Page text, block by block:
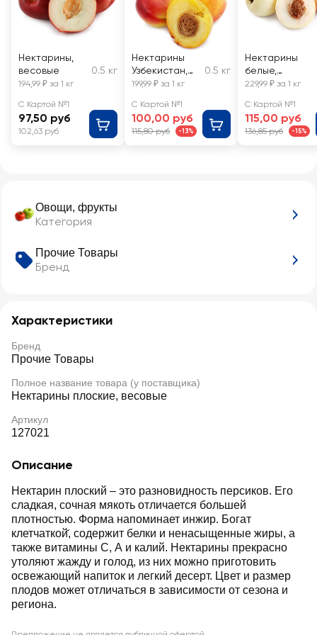
Овощи, фрукты
Категория
Прочие Товары
Бренд
Характеристики
Бренд
Прочие Товары
Полное название товара (у поставщика)
Нектарины плоские, весовые
Артикул
127021
Описание
Нектарин плоский – это разновидность персиков. Его
сладкая, сочная мякоть отличается большей
плотностью. Форма напоминает инжир. Богат
клетчаткой̆, содержит белки и ненасыщенные жиры, а
также витамины С, А и калий. Нектарины прекрасно
утоляют жажду и голод, из них можно приготовить
освежающий напиток и легкий десерт. Цвет и размер
плодов может отличаться в зависимости от сезона и
региона.
Нектарины,
весовые
0.5 кг
194,99 ₽ за 1 кг
С Картой №1
97,50 руб
102,63 руб
Нектарины
Узбекистан,
весовые
0.5 кг
199,99 ₽ за 1 кг
С Картой №1
100,00 руб
115,80 руб -13%
Нектарины
белые,
весовые
229,99 ₽ за 1 кг
С Картой №1
115,00 руб
136,85 руб -15%